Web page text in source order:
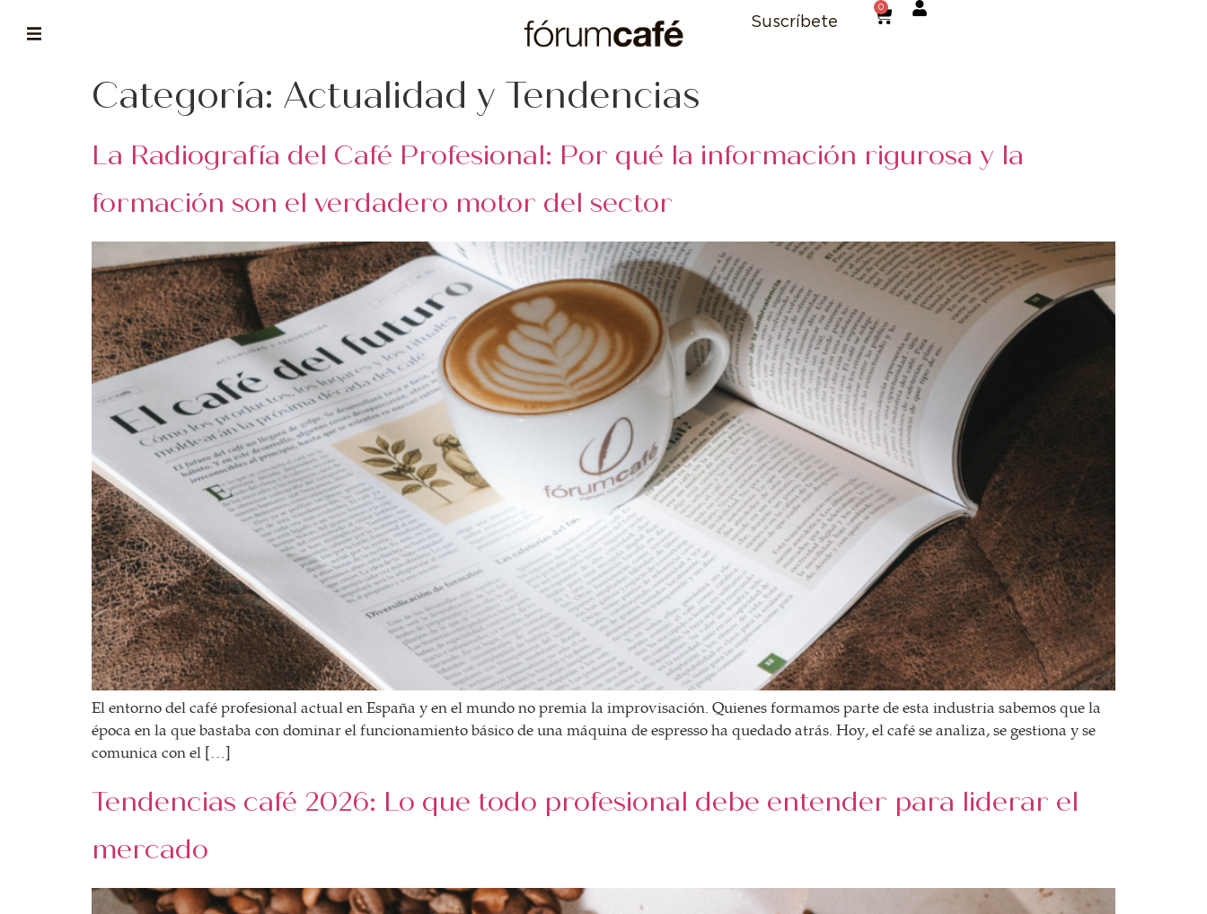
la historia de fórum
ASOCIADOS
conoce a nuestros asociados
FORMACIONES
el café siempre tiene algo nuevo que enseñarnos
BOLSA DE TRABAJO
¡te imaginas vivir de tu pasión por el café?
CONTACTO
¡queremos saber de ti!
Suscríbete
0
Categoría: Actualidad y Tendencias
La Radiografía del Café Profesional: Por qué la información rigurosa y la
formación son el verdadero motor del sector
El entorno del café profesional actual en España y en el mundo no premia la improvisación. Quienes formamos parte de esta industria sabemos que la
época en la que bastaba con dominar el funcionamiento básico de una máquina de espresso ha quedado atrás. Hoy, el café se analiza, se gestiona y se
comunica con el […]
Tendencias café 2026: Lo que todo profesional debe entender para liderar el
mercado